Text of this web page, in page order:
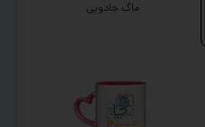
ماگ جادویی